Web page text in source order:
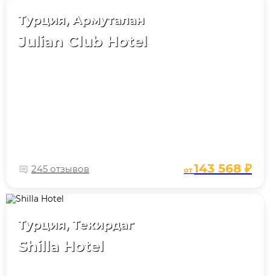
Турция, Армуталан
Julian Club Hotel
245 отзывов от143 568 ₽
Турция, Текирдаг
Shilla Hotel